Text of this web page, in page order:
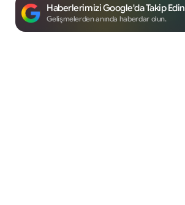
Haberlerimizi Google'da Takip Edin
Gelişmelerden anında haberdar olun.